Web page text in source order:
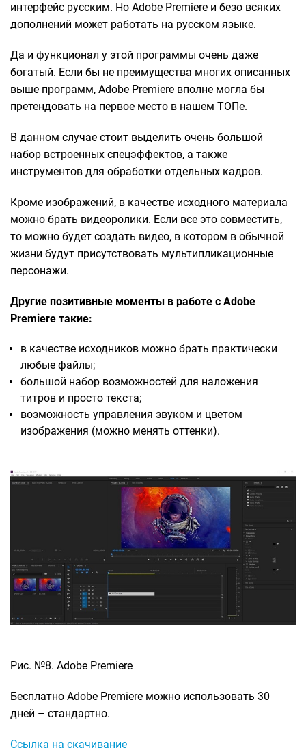
интерфейс русским. Но Adobe Premiere и безо всяких
дополнений может работать на русском языке.
Да и функционал у этой программы очень даже
богатый. Если бы не преимущества многих описанных
выше программ, Adobe Premiere вполне могла бы
претендовать на первое место в нашем ТОПе.
В данном случае стоит выделить очень большой
набор встроенных спецэффектов, а также
инструментов для обработки отдельных кадров.
Кроме изображений, в качестве исходного материала
можно брать видеоролики. Если все это совместить,
то можно будет создать видео, в котором в обычной
жизни будут присутствовать мультипликационные
персонажи.
Другие позитивные моменты в работе с Adobe
Premiere такие:
в качестве исходников можно брать практически
любые файлы;
большой набор возможностей для наложения
титров и просто текста;
возможность управления звуком и цветом
изображения (можно менять оттенки).
Рис. №8. Adobe Premiere
Бесплатно Adobe Premiere можно использовать 30
дней – стандартно.
Ссылка на скачивание